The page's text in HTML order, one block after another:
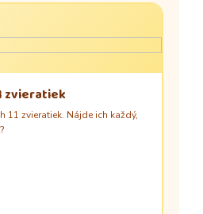
zvieratiek
11 zvieratiek. Nájde ich každý,